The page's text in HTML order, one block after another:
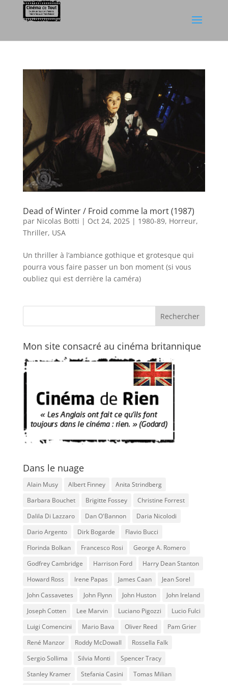
Dead of Winter / Froid comme la mort (1987)
par Nicolas Botti | Oct 24, 2025| 1980-89, Horreur,
Thriller, USA
Un thriller à l’ambiance gothique et grotesque qui
pourra vous faire passer un bon moment (si vous
oubliez qui est derrière la caméra)
Mon site consacré au cinéma britannique
Dans le nuage
Alain Musy Albert Finney
Anita Strindberg
Barbara Bouchet
Brigitte Fossey
Christine Forrest
Dalila Di Lazzaro
Dan O'Bannon
Daria Nicolodi
Dario Argento
Dirk Bogarde
Flavio Bucci
Florinda Bolkan
Francesco Rosi
George A. Romero
Godfrey Cambridge
Harrison Ford
Harry Dean Stanton
Howard Ross
Irene Papas James Caan
Jean Sorel
John Cassavetes
John Flynn John Huston
John Ireland
Joseph Cotten
Lee Marvin Luciano Pigozzi
Lucio Fulci
Luigi Comencini
Mario Bava Oliver Reed
Pam Grier
René Manzor
Roddy McDowall
Rossella Falk
Sergio Sollima
Silvia Monti
Spencer Tracy
Stanley Kramer
Stefania Casini Tomas Milian